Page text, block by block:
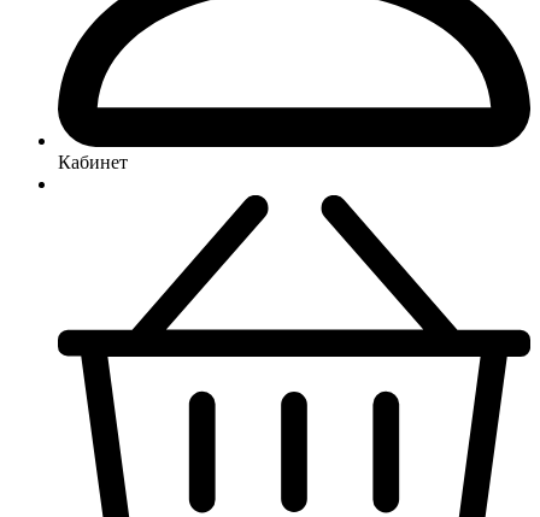
Кабинет